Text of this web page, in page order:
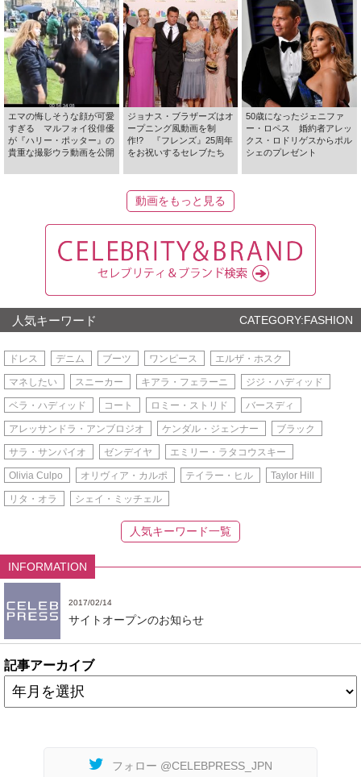
エマの悔しそうな顔が可愛
すぎる マルフォイ役俳優
が『ハリー・ポッター』の
貴重な撮影ウラ動画を公開
ジョナス・ブラザーズはオ
ープニング風動画を制
作!? 『フレンズ』25周年
をお祝いするセレブたち
50歳になったジェニファ
ー・ロペス 婚約者アレッ
クス・ロドリゲスからポル
シェのプレゼント
動画をもっと見る
人気キーワード CATEGORY:FASHION
ドレス デニム ブーツ ワンピース エルザ・ホスク
マネしたい スニーカー キアラ・フェラーニ ジジ・ハディッド
ベラ・ハディッド コート ロミー・ストリド バースディ
アレッサンドラ・アンブロジオ ケンダル・ジェンナー ブラック
サラ・サンパイオ ゼンデイヤ エミリー・ラタコウスキー
Olivia Culpo オリヴィア・カルポ テイラー・ヒル Taylor Hill
リタ・オラ シェイ・ミッチェル
人気キーワード一覧
INFORMATION
2017/02/14
サイトオープンのお知らせ
記事アーカイブ
フォロー @CELEBPRESS_JPN